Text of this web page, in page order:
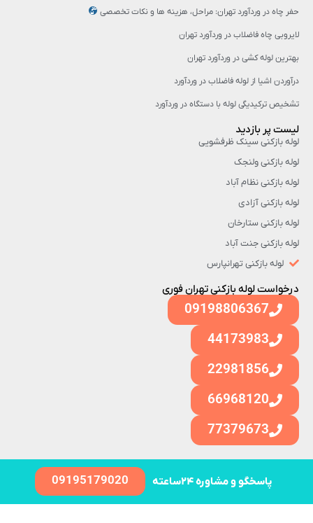
حفر چاه در وردآورد تهران: مراحل، هزینه‌ ها و نکات تخصصی
لایروبی چاه فاضلاب در وردآورد تهران
بهترین لوله کشی در وردآورد تهران
درآوردن اشیا از لوله فاضلاب در وردآورد
تشخیص ترکیدیگی لوله با دستگاه در وردآورد
لیست پر بازدید
لوله بازکنی سینک ظرفشویی
لوله بازکنی ولنجک
لوله بازکنی نظام آباد
لوله بازکنی آزادی
لوله بازکنی ستارخان
لوله بازکنی جنت آباد
لوله بازکنی تهرانپارس
درخواست لوله بازکنی تهران فوری
09198806367
44173983
22981856
66968120
77379673
پاسخگو و مشاوره ۲۴ساعته 09195179020